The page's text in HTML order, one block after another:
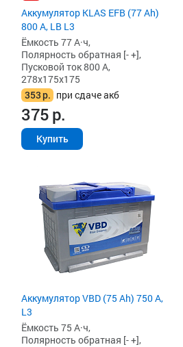
Аккумулятор KLAS EFB (77 Ah)
800 А, LB L3
Ёмкость 77 А·ч,
Полярность обратная [- +],
Пусковой ток 800 А,
278x175x175
353р. при сдаче акб
375р.
Купить
Аккумулятор VBD (75 Ah) 750 А,
L3
Ёмкость 75 А·ч,
Полярность обратная [- +],